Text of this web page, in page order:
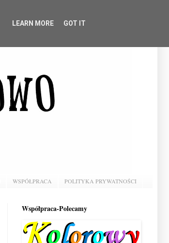
WSPÓŁPRACA POLITYKA PRYWATNOŚCI
Współpraca-Polecamy
LEARN MORE GOT IT